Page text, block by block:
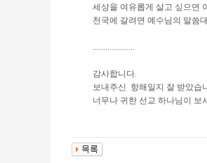
세상을 여유롭게 살고 싶으면
천국에 갈려면 예수님의 말씀
....................
감사합니다.
보내주신 항해일지 잘 받았습
너무나 귀한 선교 하나님이 보